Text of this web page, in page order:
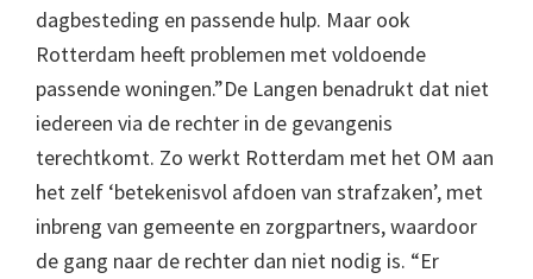
dagbesteding en passende hulp. Maar ook
Rotterdam heeft problemen met voldoende
passende woningen.”De Langen benadrukt dat niet
iedereen via de rechter in de gevangenis
terechtkomt. Zo werkt Rotterdam met het OM aan
het zelf ‘betekenisvol afdoen van strafzaken’, met
inbreng van gemeente en zorgpartners, waardoor
de gang naar de rechter dan niet nodig is. “Er